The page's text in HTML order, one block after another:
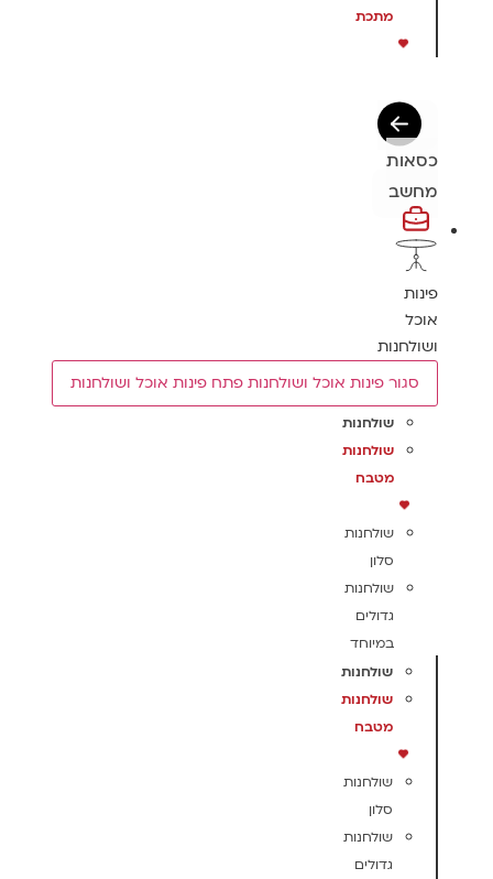
מתכת
כסאות
מחשב
פינות
אוכל
ושולחנות
סגור פינות אוכל ושולחנות פתח פינות אוכל ושולחנות
שולחנות
שולחנות
מטבח
שולחנות
סלון
שולחנות
גדולים
במיוחד
שולחנות
שולחנות
מטבח
שולחנות
סלון
שולחנות
גדולים